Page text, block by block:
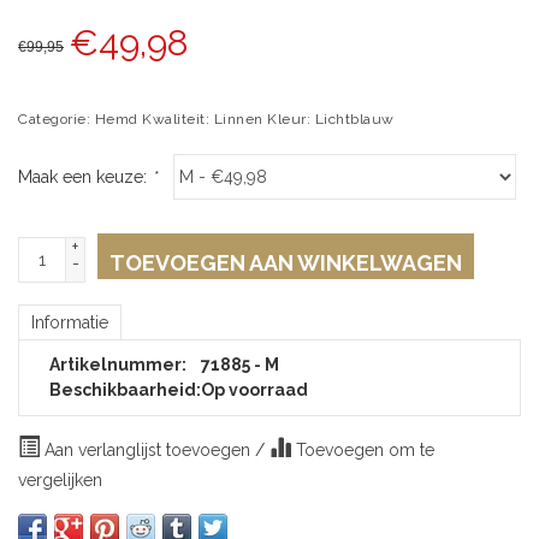
€99,95 €49,98
Categorie: Hemd Kwaliteit: Linnen Kleur: Lichtblauw
Maak een keuze: *
+
-
TOEVOEGEN AAN WINKELWAGEN
Informatie
Artikelnummer:
71885 - M
Beschikbaarheid:Op voorraad
Aan verlanglijst toevoegen /
Toevoegen om te
vergelijken